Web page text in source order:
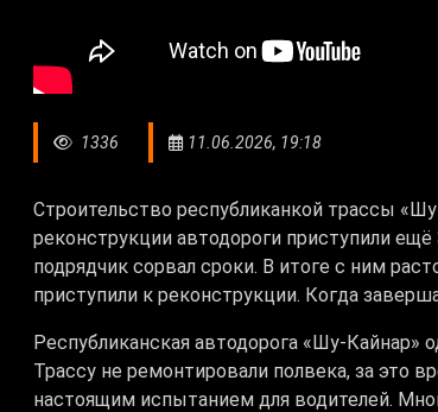
1336 11.06.2026, 19:18
Строительство республиканкой трассы
реконструкции автодороги приступили
подрядчик сорвал сроки. В итоге с ним
приступили к реконструкции. Когда
Республиканская автодорога «Шу-
Трассу не ремонтировали полвека, за это
настоящим испытанием для водителей.